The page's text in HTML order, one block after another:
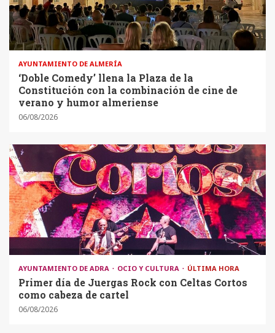
AYUNTAMIENTO DE ALMERÍA
‘Doble Comedy’ llena la Plaza de la
Constitución con la combinación de cine de
verano y humor almeriense
06/08/2026
AYUNTAMIENTO DE ADRA OCIO Y CULTURA ÚLTIMA HORA
Primer día de Juergas Rock con Celtas Cortos
como cabeza de cartel
06/08/2026